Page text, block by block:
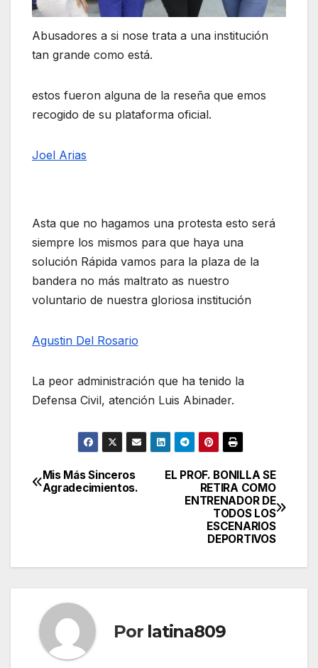
Abusadores a si nose trata a una institución
tan grande como está.
estos fueron alguna de la reseña que emos
recogido de su plataforma oficial.
Joel Arias
Asta que no hagamos una protesta esto será
siempre los mismos para que haya una
solución Rápida vamos para la plaza de la
bandera no más maltrato as nuestro
voluntario de nuestra gloriosa institución
Agustin Del Rosario
La peor administración que ha tenido la
Defensa Civil, atención Luis Abinader.
Navegación
EL PROF. BONILLA SE
RETIRA COMO
ENTRENADOR DE
TODOS LOS
ESCENARIOS
DEPORTIVOS
Mis Más Sinceros
Agradecimientos.
Por latina809